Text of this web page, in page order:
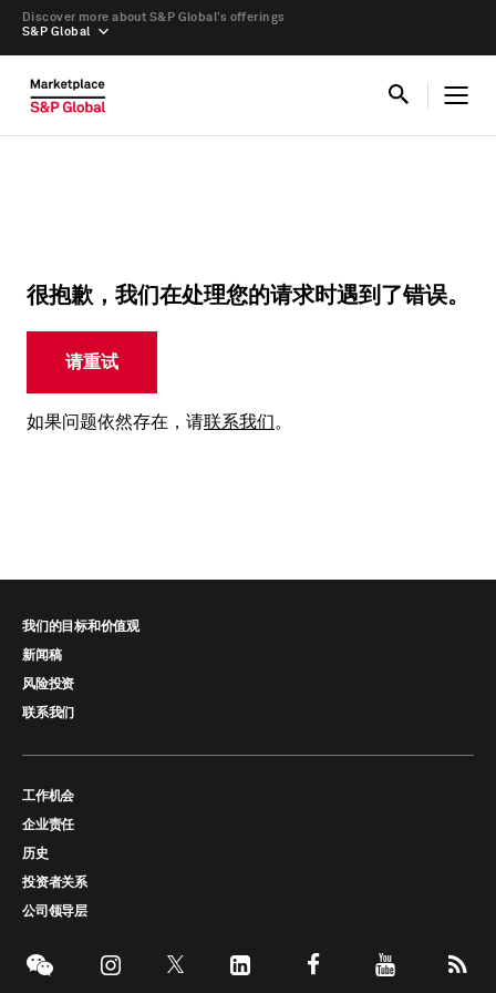
S&P Global
Discover more about S&P Global’s offerings
很抱歉，我们在处理您的请求时遇到了错误。
请重试
如果问题依然存在，请联系我们。
我们的目标和价值观
新闻稿
风险投资
联系我们
工作机会
企业责任
历史
投资者关系
公司领导层